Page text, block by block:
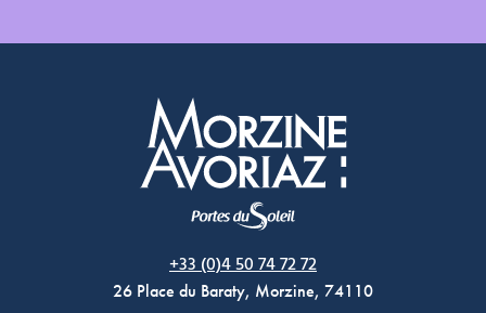
+33 (0)4 50 74 72 72
26 Place du Baraty, Morzine, 74110